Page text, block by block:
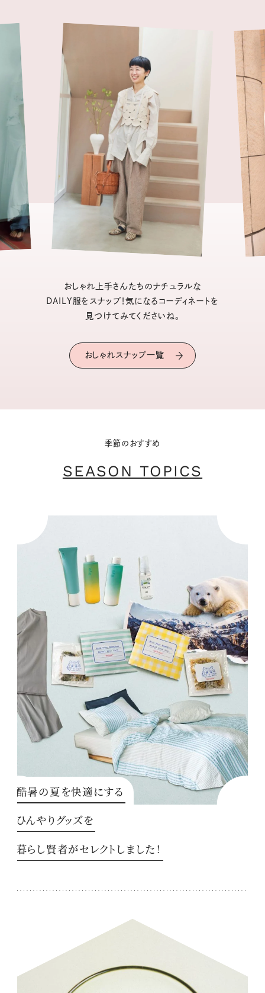
おしゃれ上手さんたちのナチュラルな
DAILY服をスナップ！気になるコーディネートを
見つけてみてくださいね。
おしゃれスナップ一覧
季節のおすすめ
SEASON TOPICS
酷暑の夏を快適にする
ひんやりグッズを
暮らし賢者がセレクトしました！